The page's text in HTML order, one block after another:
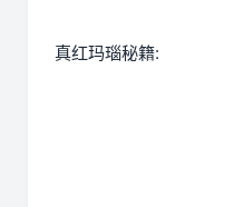
真红玛瑙秘籍: